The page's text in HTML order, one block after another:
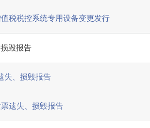
税税控系统专用设备变更发行
毁报告
失、损毁报告
票遗失、损毁报告